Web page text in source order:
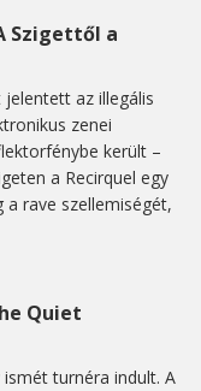
Szigettől a
az illegális
zenei
került –
a Recirquel egy
a rave szellemiségét,
Quiet
turnéra indult. A